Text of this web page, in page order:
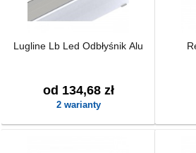
Lugline Lb Led Odbłyśnik Alu
od 134,68 zł
2 warianty